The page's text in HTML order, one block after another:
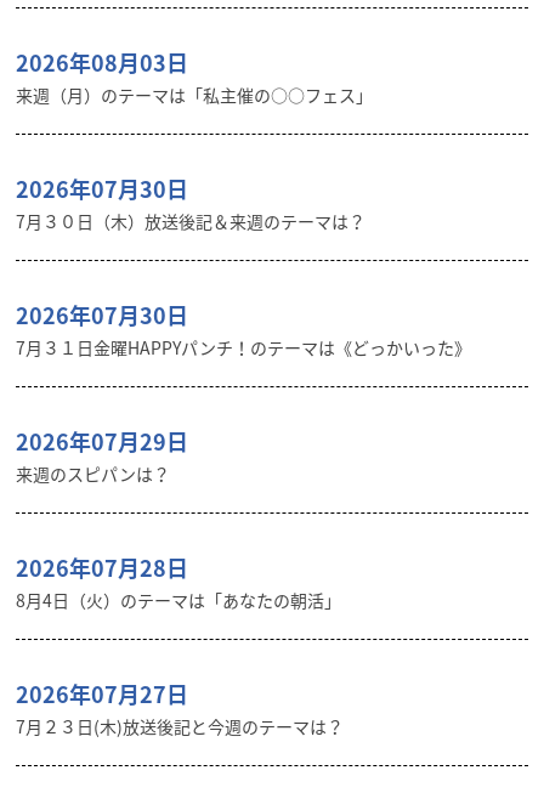
2026年08月03日
来週（月）のテーマは「私主催の○○フェス」
2026年07月30日
7月３０日（木）放送後記＆来週のテーマは？
2026年07月30日
7月３１日金曜HAPPYパンチ！のテーマは《どっかいった》
2026年07月29日
来週のスピパンは？
2026年07月28日
8月4日（火）のテーマは「あなたの朝活」
2026年07月27日
7月２３日(木)放送後記と今週のテーマは？